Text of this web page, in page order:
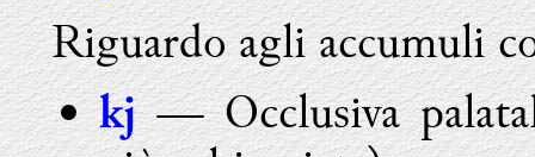
Riguardo agli accumuli
kj — Occlusiva